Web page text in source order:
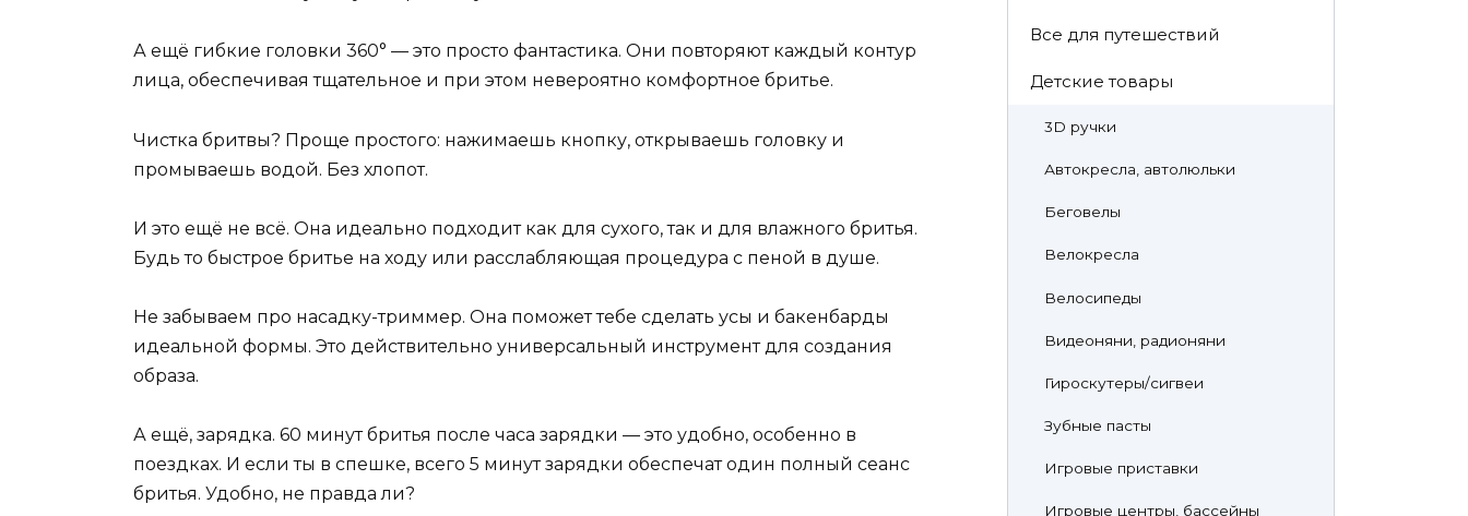
А ещё гибкие головки 360° — это просто фантастика. Они повторяют каждый контур
лица, обеспечивая тщательное и при этом невероятно комфортное бритье.
Чистка бритвы? Проще простого: нажимаешь кнопку, открываешь головку и
промываешь водой. Без хлопот.
И это ещё не всё. Она идеально подходит как для сухого, так и для влажного бритья.
Будь то быстрое бритье на ходу или расслабляющая процедура с пеной в душе.
Не забываем про насадку-триммер. Она поможет тебе сделать усы и бакенбарды
идеальной формы. Это действительно универсальный инструмент для создания
образа.
А ещё, зарядка. 60 минут бритья после часа зарядки — это удобно, особенно в
поездках. И если ты в спешке, всего 5 минут зарядки обеспечат один полный сеанс
бритья. Удобно, не правда ли?
Все для путешествий
Детские товары
3D ручки
Автокресла, автолюльки
Беговелы
Велокресла
Велосипеды
Видеоняни, радионяни
Гироскутеры/сигвеи
Зубные пасты
Игровые приставки
Игровые центры, бассейны